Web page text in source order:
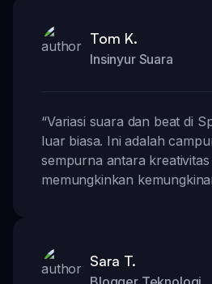
Tom K.
Insinyur Suara
“Variasi suara dan beat di
luar biasa. Ini adalah
sempurna antara
memungkinkan
Sara T.